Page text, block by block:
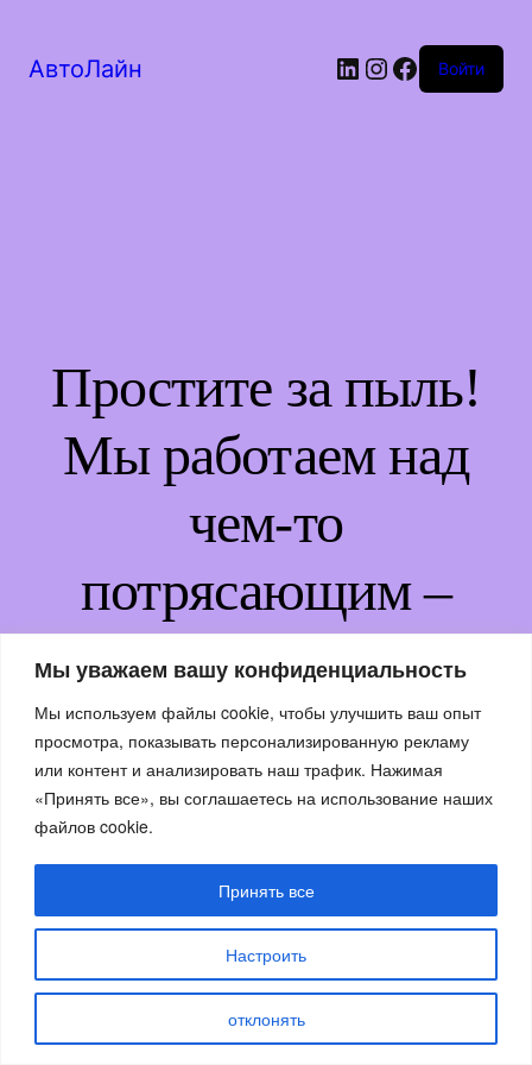
Мы уважаем вашу конфиденциальность
Мы используем файлы cookie, чтобы улучшить ваш опыт
просмотра, показывать персонализированную рекламу
или контент и анализировать наш трафик. Нажимая
«Принять все», вы соглашаетесь на использование наших
файлов cookie.
Настроить
отклонять
Принять все
АвтоЛайн LinkedIn
Instagram
Facebook
Войти
Простите за пыль!
Мы работаем над
чем-то
потрясающим –
возвращайтесь
немного позже!